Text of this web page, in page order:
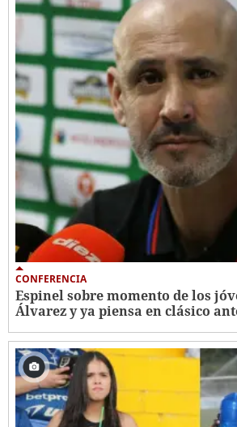
CONFERENCIA
Espinel sobre momento de los
Álvarez y ya piensa en clásico